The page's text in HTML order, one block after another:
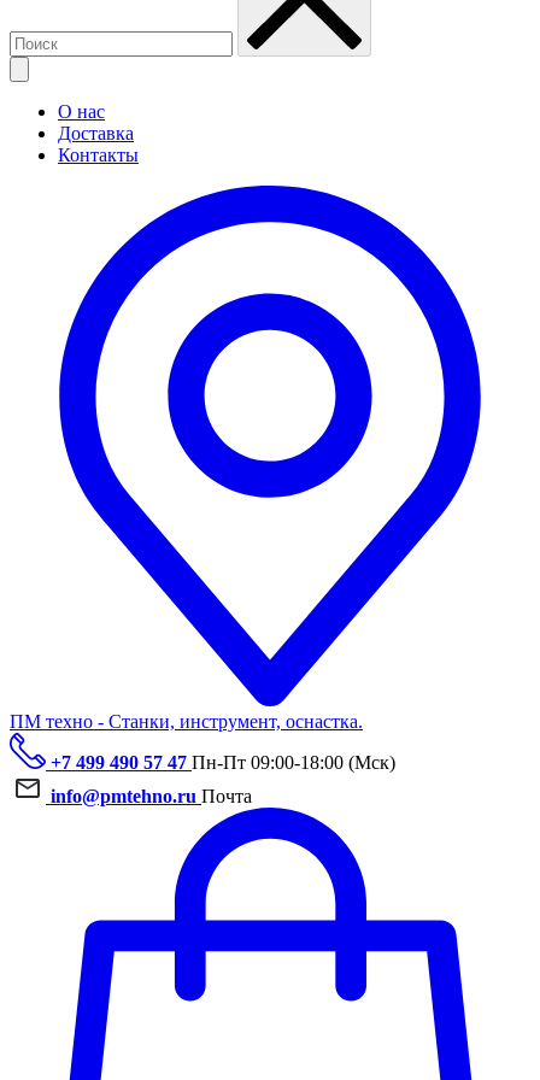
О нас
Доставка
Контакты
ПМ техно - Станки, инструмент, оснастка.
+7 499 490 57 47 Пн-Пт 09:00-18:00 (Мск)
info@pmtehno.ru Почта